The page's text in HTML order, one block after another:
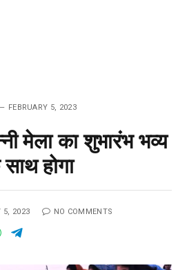
FEBRUARY 5, 2023
मेला का शुभारंभ भव्य
होगा
5, 2023 NO COMMENTS